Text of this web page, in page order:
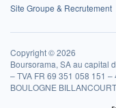
Site Groupe & Recrutement
Copyright © 2026
Boursorama, SA au capital
– TVA FR 69 351 058 151
BOULOGNE